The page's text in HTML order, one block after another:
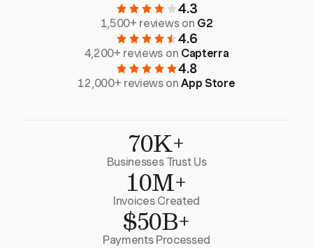
4.3
1,500+ reviews on G2
4.6
4,200+ reviews on Capterra
4.8
12,000+ reviews onApp Store
70K+
Businesses Trust Us
10M+
Invoices Created
$50B+
Payments Processed